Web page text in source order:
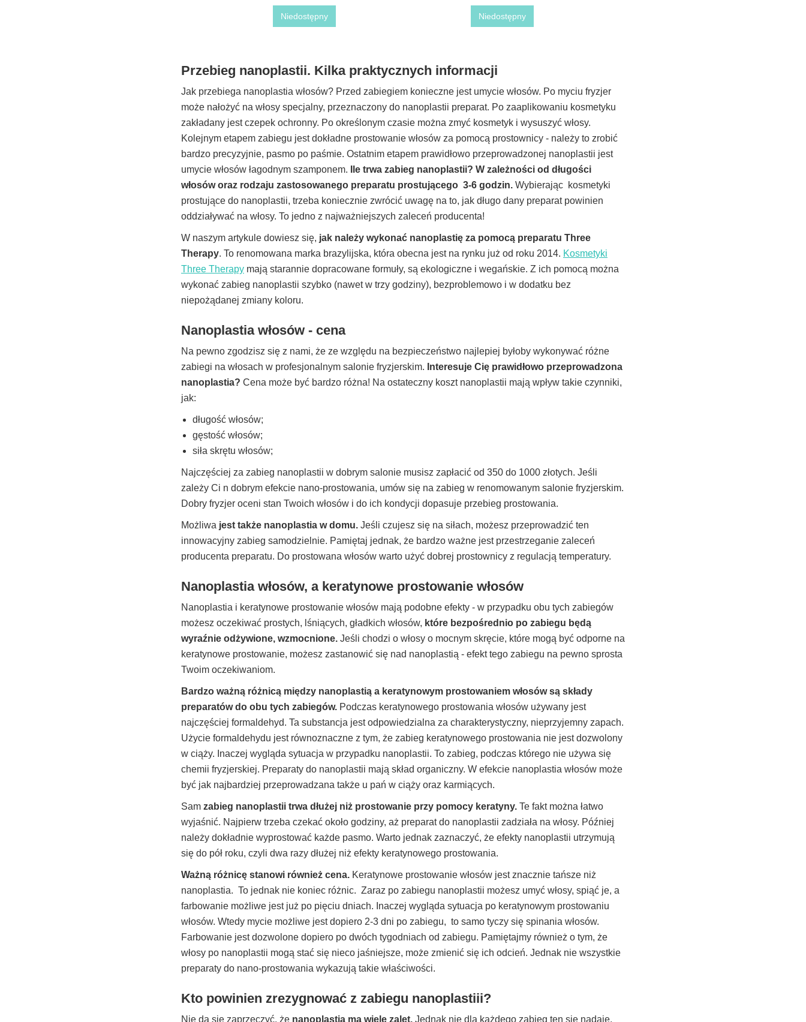
Niedostępny Niedostępny
Przebieg nanoplastii. Kilka praktycznych informacji
Jak przebiega nanoplastia włosów? Przed zabiegiem konieczne jest umycie włosów. Po myciu fryzjer
może nałożyć na włosy specjalny, przeznaczony do nanoplastii preparat. Po zaaplikowaniu kosmetyku
zakładany jest czepek ochronny. Po określonym czasie można zmyć kosmetyk i wysuszyć włosy.
Kolejnym etapem zabiegu jest dokładne prostowanie włosów za pomocą prostownicy - należy to zrobić
bardzo precyzyjnie, pasmo po paśmie. Ostatnim etapem prawidłowo przeprowadzonej nanoplastii jest
umycie włosów łagodnym szamponem.
Ile trwa zabieg nanoplastii? W zależności od długości
włosów oraz rodzaju zastosowanego preparatu prostującego 3-6 godzin. Wybierając kosmetyki
prostujące do nanoplastii, trzeba koniecznie zwrócić uwagę na to, jak długo dany preparat powinien
oddziaływać na włosy. To jedno z najważniejszych zaleceń producenta!
W naszym artykule dowiesz się, jak należy wykonać nanoplastię za pomocą preparatu Three
Therapy. To renomowana marka brazylijska, która obecna jest na rynku już od roku 2014. Kosmetyki
Three Therapy mają starannie dopracowane formuły, są ekologiczne i wegańskie. Z ich pomocą można
wykonać zabieg nanoplastii szybko (nawet w trzy godziny), bezproblemowo i w dodatku bez
niepożądanej zmiany koloru.
Nanoplastia włosów - cena
Na pewno zgodzisz się z nami, że ze względu na bezpieczeństwo najlepiej byłoby wykonywać różne
zabiegi na włosach w profesjonalnym salonie fryzjerskim. Interesuje Cię prawidłowo przeprowadzona
nanoplastia? Cena może być bardzo różna! Na ostateczny koszt nanoplastii mają wpływ takie czynniki,
jak:
długość włosów;
gęstość włosów;
siła skrętu włosów;
Najczęściej za zabieg nanoplastii w dobrym salonie musisz zapłacić od 350 do 1000 złotych. Jeśli
zależy Ci n dobrym efekcie nano-prostowania, umów się na zabieg w renomowanym salonie fryzjerskim.
Dobry fryzjer oceni stan Twoich włosów i do ich kondycji dopasuje przebieg prostowania.
Możliwa jest także nanoplastia w domu. Jeśli czujesz się na siłach, możesz przeprowadzić ten
innowacyjny zabieg samodzielnie. Pamiętaj jednak, że bardzo ważne jest przestrzeganie zaleceń
producenta preparatu. Do prostowana włosów warto użyć dobrej prostownicy z regulacją temperatury.
Nanoplastia włosów, a keratynowe prostowanie włosów
Nanoplastia i keratynowe prostowanie włosów mają podobne efekty - w przypadku obu tych zabiegów
możesz oczekiwać prostych, lśniących, gładkich włosów, które bezpośrednio po zabiegu będą
wyraźnie odżywione, wzmocnione. Jeśli chodzi o włosy o mocnym skręcie, które mogą być odporne na
keratynowe prostowanie, możesz zastanowić się nad nanoplastią - efekt tego zabiegu na pewno sprosta
Twoim oczekiwaniom.
Bardzo ważną różnicą między nanoplastią a keratynowym prostowaniem włosów są składy
preparatów do obu tych zabiegów. Podczas keratynowego prostowania włosów używany jest
najczęściej formaldehyd. Ta substancja jest odpowiedzialna za charakterystyczny, nieprzyjemny zapach.
Użycie formaldehydu jest równoznaczne z tym, że zabieg keratynowego prostowania nie jest dozwolony
w ciąży. Inaczej wygląda sytuacja w przypadku nanoplastii. To zabieg, podczas którego nie używa się
chemii fryzjerskiej. Preparaty do nanoplastii mają skład organiczny. W efekcie nanoplastia włosów może
być jak najbardziej przeprowadzana także u pań w ciąży oraz karmiących.
Sam zabieg nanoplastii trwa dłużej niż prostowanie przy pomocy keratyny. Te fakt można łatwo
wyjaśnić. Najpierw trzeba czekać około godziny, aż preparat do nanoplastii zadziała na włosy. Później
należy dokładnie wyprostować każde pasmo. Warto jednak zaznaczyć, że efekty nanoplastii utrzymują
się do pół roku, czyli dwa razy dłużej niż efekty keratynowego prostowania.
Ważną różnicę stanowi również cena. Keratynowe prostowanie włosów jest znacznie tańsze niż
nanoplastia. To jednak nie koniec różnic. Zaraz po zabiegu nanoplastii możesz umyć włosy, spiąć je, a
farbowanie możliwe jest już po pięciu dniach. Inaczej wygląda sytuacja po keratynowym prostowaniu
włosów. Wtedy mycie możliwe jest dopiero 2-3 dni po zabiegu, to samo tyczy się spinania włosów.
Farbowanie jest dozwolone dopiero po dwóch tygodniach od zabiegu. Pamiętajmy również o tym, że
włosy po nanoplastii mogą stać się nieco jaśniejsze, może zmienić się ich odcień. Jednak nie wszystkie
preparaty do nano-prostowania wykazują takie właściwości.
Kto powinien zrezygnować z zabiegu nanoplastiii?
Nie da się zaprzeczyć, że nanoplastia ma wiele zalet. Jednak nie dla każdego zabieg ten się nadaje.